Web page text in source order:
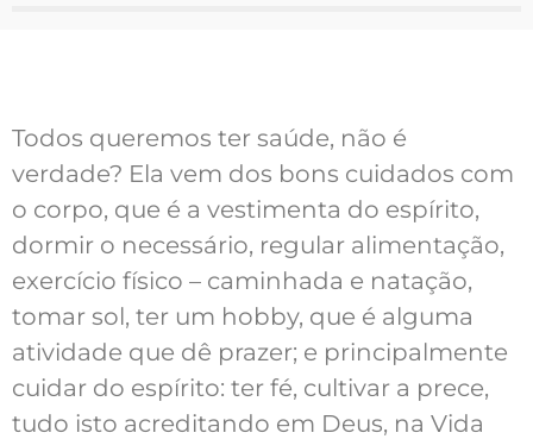
Todos queremos ter saúde, não é
verdade? Ela vem dos bons cuidados com
o corpo, que é a vestimenta do espírito,
dormir o necessário, regular alimentação,
exercício físico – caminhada e natação,
tomar sol, ter um hobby, que é alguma
atividade que dê prazer; e principalmente
cuidar do espírito: ter fé, cultivar a prece,
tudo isto acreditando em Deus, na Vida